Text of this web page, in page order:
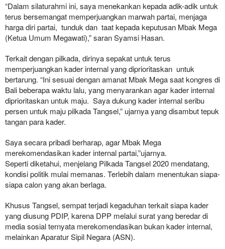
“Dalam silaturahmi ini, saya menekankan kepada adik-adik untuk
terus bersemangat memperjuangkan marwah partai, menjaga
harga diri partai, tunduk dan taat kepada keputusan Mbak Mega
(Ketua Umum Megawati),” saran Syamsi Hasan.
Terkait dengan pilkada, dirinya sepakat untuk terus
memperjuangkan kader internal yang diprioritaskan untuk
bertarung. “Ini sesuai dengan amanat Mbak Mega saat kongres di
Bali beberapa waktu lalu, yang menyarankan agar kader internal
diprioritaskan untuk maju. Saya dukung kader internal seribu
persen untuk maju pilkada Tangsel,” ujarnya yang disambut tepuk
tangan para kader.
Saya secara pribadi berharap, agar Mbak Mega
merekomendasikan kader internal partai,”ujarnya.
Seperti diketahui, menjelang Pilkada Tangsel 2020 mendatang,
kondisi politik mulai memanas. Terlebih dalam menentukan siapa-
siapa calon yang akan berlaga.
Khusus Tangsel, sempat terjadi kegaduhan terkait siapa kader
yang diusung PDIP, karena DPP melalui surat yang beredar di
media sosial ternyata merekomendasikan bukan kader internal,
melainkan Aparatur Sipil Negara (ASN).